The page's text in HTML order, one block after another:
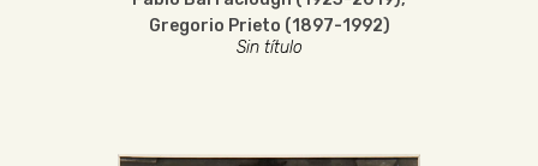
Gregorio Prieto (1897-1992)
Sin título